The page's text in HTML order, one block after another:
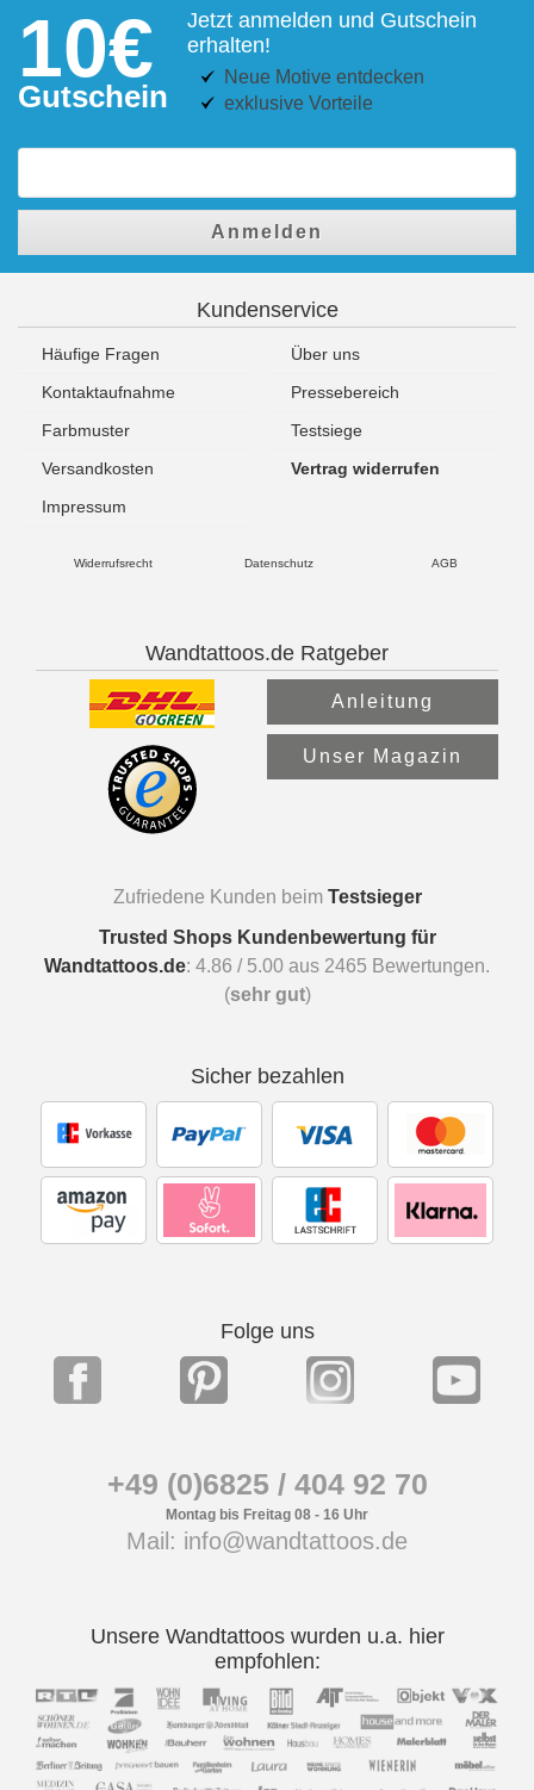
10€
Gutschein
Jetzt anmelden und Gutschein
erhalten!
Neue Motive entdecken
exklusive Vorteile
Anmelden
Kundenservice
Häufige Fragen
Über uns
Kontaktaufnahme
Pressebereich
Farbmuster
Testsiege
Versandkosten
Vertrag widerrufen
Impressum
Widerrufsrecht Datenschutz AGB
Wandtattoos.de Ratgeber
Anleitung
Unser Magazin
Zufriedene Kunden beim Testsieger
Trusted Shops Kundenbewertung für
Wandtattoos.de: 4.86 / 5.00 aus 2465 Bewertungen.
(sehr gut)
Sicher bezahlen
Folge uns
+49 (0)6825 / 404 92 70
Montag bis Freitag 08 - 16 Uhr
Mail: info@wandtattoos.de
Unsere Wandtattoos wurden u.a. hier
empfohlen: